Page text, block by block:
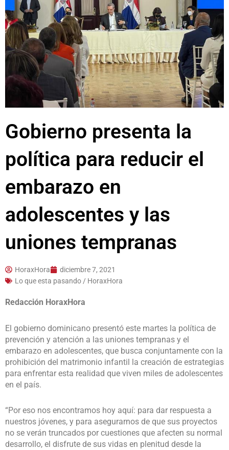
Gobierno presenta la
política para reducir el
embarazo en
adolescentes y las
uniones tempranas
HoraxHora
diciembre 7, 2021
Lo que esta pasando / HoraxHora
Redacción HoraxHora
El gobierno dominicano presentó este martes la política de
prevención y atención a las uniones tempranas y el
embarazo en adolescentes, que busca conjuntamente con la
prohibición del matrimonio infantil la creación de estrategias
para enfrentar esta realidad que viven miles de adolescentes
en el país.
“Por eso nos encontramos hoy aquí: para dar respuesta a
nuestros jóvenes, y para asegurarnos de que sus proyectos
no se verán truncados por cuestiones que afecten su normal
desarrollo, el disfrute de sus vidas en plenitud desde la